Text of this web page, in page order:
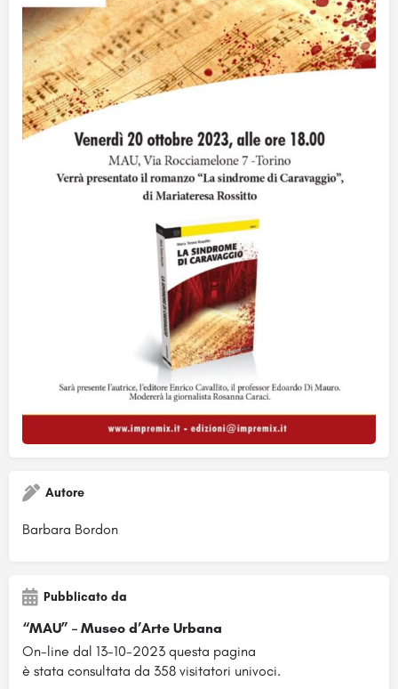
Autore
Barbara Bordon
Pubblicato da
“MAU” – Museo d’Arte Urbana
On-line dal 13-10-2023 questa pagina
è stata consultata da 358 visitatori univoci.